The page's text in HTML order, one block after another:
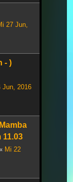
27 Jun,
- )
Jun, 2016
11.03
Mi 22